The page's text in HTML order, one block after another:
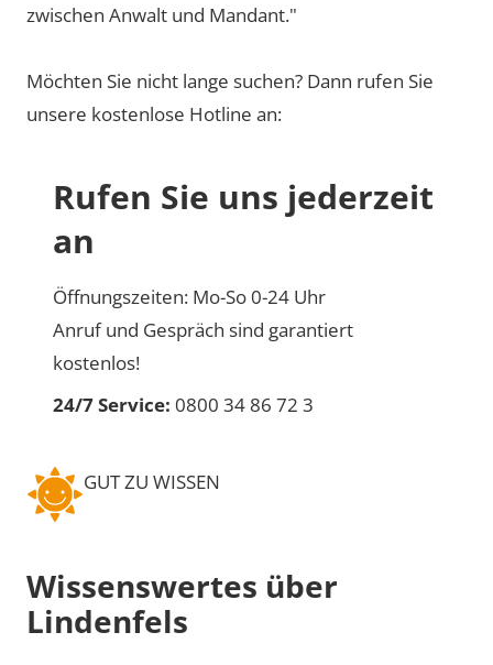
zwischen Anwalt und Mandant."
Möchten Sie nicht lange suchen? Dann rufen Sie
unsere kostenlose Hotline an:
Rufen Sie uns jederzeit
an
Öffnungszeiten: Mo-So 0-24 Uhr
Anruf und Gespräch sind garantiert
kostenlos!
24/7 Service: 0800 34 86 72 3
GUT ZU WISSEN
Wissenswertes über
Lindenfels